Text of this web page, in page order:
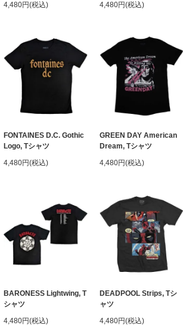
4,480円(税込)
4,480円(税込)
FONTAINES D.C. Gothic
Logo, Tシャツ
4,480円(税込)
GREEN DAY American
Dream, Tシャツ
4,480円(税込)
BARONESS Lightwing, T
シャツ
4,480円(税込)
DEADPOOL Strips, Tシ
ャツ
4,480円(税込)